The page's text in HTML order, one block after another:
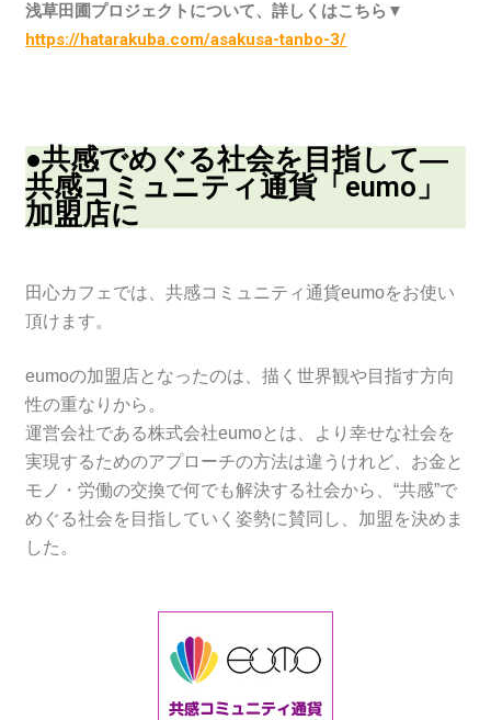
浅草田圃プロジェクトについて、詳しくはこちら▼
https://hatarakuba.com/asakusa-tanbo-3/
●共感でめぐる社会を目指して―
共感コミュニティ通貨「eumo」
加盟店に
田心カフェでは、共感コミュニティ通貨eumoをお使い
頂けます。
eumoの加盟店となったのは、描く世界観や目指す方向
性の重なりから。
運営会社である株式会社eumoとは、より幸せな社会を
実現するためのアプローチの方法は違うけれど、お金と
モノ・労働の交換で何でも解決する社会から、“共感”で
めぐる社会を目指していく姿勢に賛同し、加盟を決めま
した。